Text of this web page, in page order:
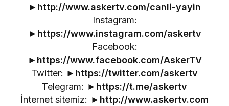
► http://www.askertv.com/canli-yayin
Instagram:
► https://www.instagram.com/askertv
Facebook:
► https://www.facebook.com/AskerTV
Twitter: ► https://twitter.com/askertv
Telegram: ► https://t.me/askertv
İnternet sitemiz: ► http://www.askertv.com